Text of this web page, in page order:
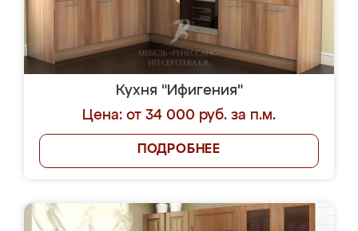
Кухня "Ифигения"
Цена: от 34 000 руб. за п.м.
ПОДРОБНЕЕ